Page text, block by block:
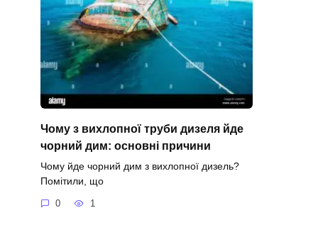
Чому з вихлопної труби дизеля йде
чорний дим: основні причини
Чому йде чорний дим з вихлопної дизель?
Помітили, що
0 1